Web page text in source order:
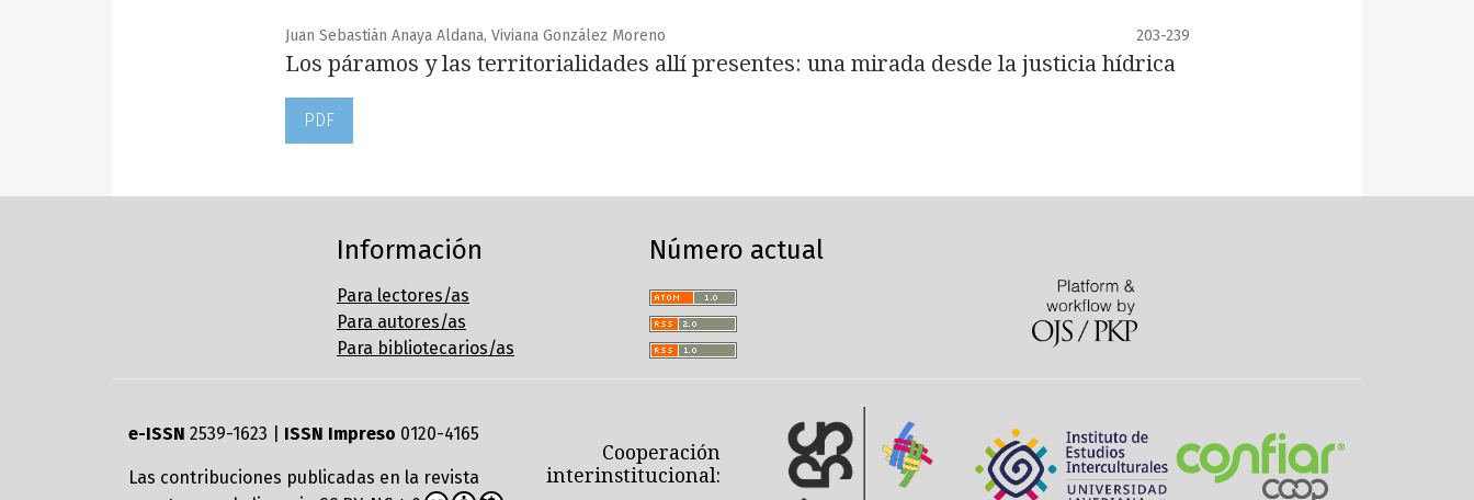
Juan Sebastián Anaya Aldana, Viviana González Moreno 203-239
Los páramos y las territorialidades allí presentes: una mirada desde la justicia hídrica
PDF
Información
Para lectores/as
Para autores/as
Para bibliotecarios/as
Número actual
e-ISSN 2539-1623 | ISSN Impreso 0120-4165
Las contribuciones publicadas en la revista
Cooperación
interinstitucional: